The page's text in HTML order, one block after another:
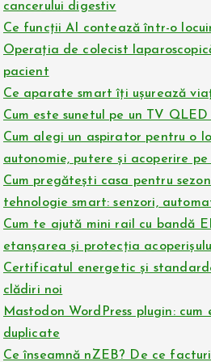
cancerului digestiv
Ce funcții AI contează într-o
Operația de colecist
pacient
Ce aparate smart îți ușurează
Cum este sunetul pe un TV
Cum alegi un aspirator pentru o
autonomie, putere și acoperire pe
Cum pregătești casa pentru
tehnologie smart: senzori,
Cum te ajută mini rail cu bandă
etanșarea și protecția
Certificatul energetic și
clădiri noi
Mastodon WordPress plugin: cum
duplicate
Ce înseamnă nZEB? De ce